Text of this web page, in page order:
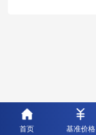
首页 基准价格